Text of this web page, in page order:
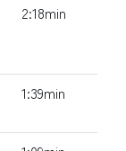
2:18min
1:39min